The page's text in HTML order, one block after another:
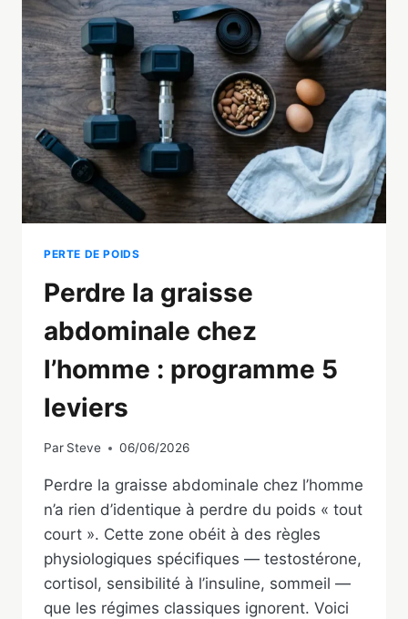
LES
EXERCICES
QUI
MARCHENT
VRAIMENT
PERTE DE POIDS
Perdre la graisse
abdominale chez
l’homme : programme 5
leviers
Par Steve 06/06/2026
Perdre la graisse abdominale chez l’homme
n’a rien d’identique à perdre du poids « tout
court ». Cette zone obéit à des règles
physiologiques spécifiques — testostérone,
cortisol, sensibilité à l’insuline, sommeil —
que les régimes classiques ignorent. Voici